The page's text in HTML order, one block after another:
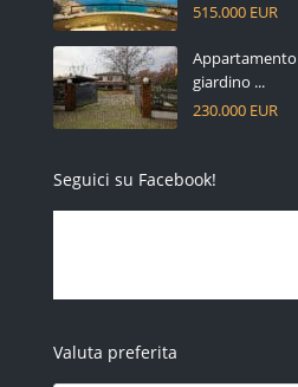
515.000 EUR
Appartamento
giardino ...
230.000 EUR
Seguici su Facebook!
Valuta preferita